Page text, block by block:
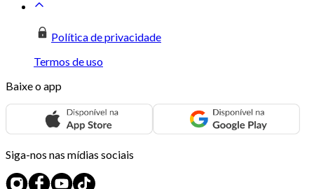
Política de privacidade
Termos de uso
Baixe o app
Siga-nos nas mídias sociais